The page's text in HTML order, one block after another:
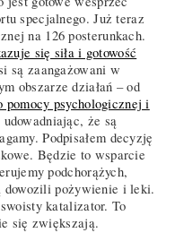
specjalnego. Już teraz
na 126 posterunkach.
się siła i gotowość
są zaangażowani w
obszarze działań – od
pomocy psychologicznej i
udowadniając, że są
Podpisałem decyzję
Będzie to wsparcie
podchorążych,
dowozili pożywienie i leki.
katalizator. To
się zwiększają.